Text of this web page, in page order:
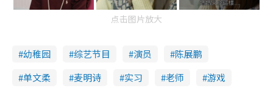
点击图片放大
幼稚园 综艺节目 演员
陈展鹏
单文柔
麦明诗 实习 老师
游戏